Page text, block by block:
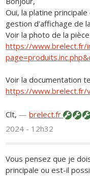
Oui, la platine
gestion d'affichage de
Voir la photo de la
https://www.brelect.fr/
Voir la documentation
https://www.brelect.fr/
Clt, —brelect.fr
2024 - 12h32
Vous pensez que je
principale ou est-il